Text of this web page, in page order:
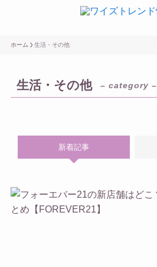
ホーム 生活・その他
生活・その他 – category –
新着記事